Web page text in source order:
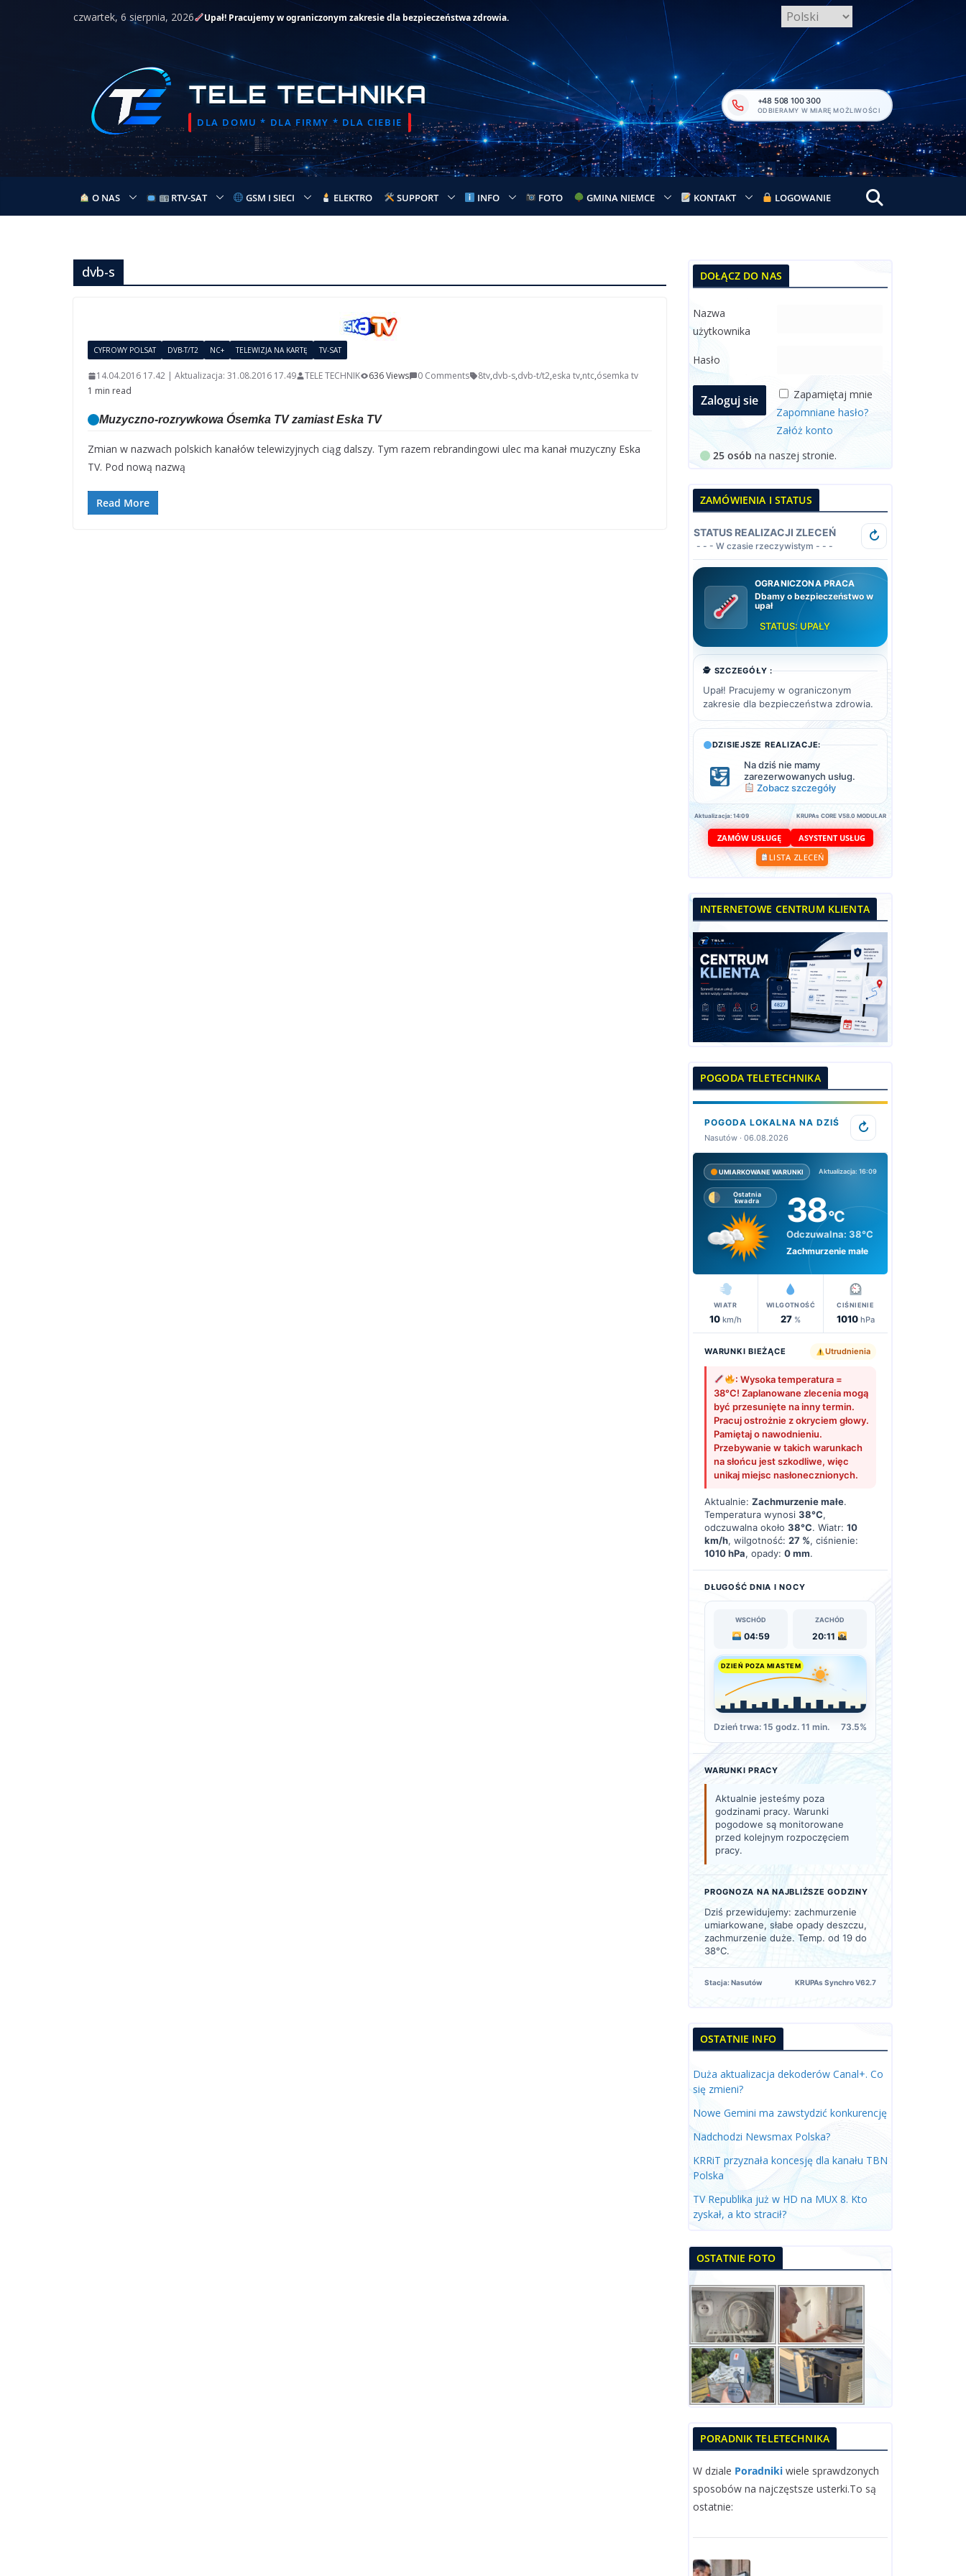
czwartek, 6 sierpnia, 2026 Upał! Pracujemy w ograniczonym zakresie dla bezpieczeństwa zdrowia.
TELE TECHNIKA
DLA DOMU * DLA FIRMY * DLA CIEBIE
+48 508 100 300
ODBIERAMY W MIARĘ MOŻLIWOŚCI
O NAS RTV-SAT GSM I SIECI ELEKTRO SUPPORT INFO FOTO GMINA NIEMCE KONTAKT LOGOWANIE
dvb-s
CYFROWY POLSAT DVB-T/T2 NC+ TELEWIZJA NA KARTĘ TV-SAT
14.04.2016 17.42 | Aktualizacja: 31.08.2016 17.49 TELE TECHNIK 636 Views 0 Comments 8tv,dvb-s,dvb-t/t2,eska tv,ntc,ósemka tv
1 min read
Muzyczno-rozrywkowa Ósemka TV zamiast Eska TV
Zmian w nazwach polskich kanałów telewizyjnych ciąg dalszy. Tym razem rebrandingowi ulec ma kanał muzyczny Eska
TV. Pod nową nazwą
Read More
DOŁĄCZ DO NAS
Nazwa
użytkownika
Hasło
Zapamiętaj mnie
Zapomniane hasło?
Załóż konto
25 osób na naszej stronie.
ZAMÓWIENIA I STATUS
STATUS REALIZACJI ZLECEŃ
- - - W czasie rzeczywistym - - -
↻
OGRANICZONA PRACA
Dbamy o bezpieczeństwo w
upał
STATUS: UPAŁY
🕵️ SZCZEGÓŁY :
Upał! Pracujemy w ograniczonym
zakresie dla bezpieczeństwa zdrowia.
DZISIEJSZE REALIZACJE:
Na dziś nie mamy
zarezerwowanych usług.
Zobacz szczegóły
Aktualizacja: 14:09 KRUPAs CORE V58.0 MODULAR
ZAMÓW USŁUGĘ
ASYSTENT USŁUG
LISTA ZLECEŃ
INTERNETOWE CENTRUM KLIENTA
POGODA TELETECHNIKA
POGODA LOKALNA NA DZIŚ
Nasutów · 06.08.2026
↻
UMIARKOWANE WARUNKI Aktualizacja: 16:09
Ostatnia
kwadra
38°C
Odczuwalna: 38°C
Zachmurzenie małe
WIATR
10km/h
WILGOTNOŚĆ
27%
CIŚNIENIE
1010hPa
WARUNKI BIEŻĄCE Utrudnienia
: Wysoka temperatura =
38°C! Zaplanowane zlecenia mogą
być przesunięte na inny termin.
Pracuj ostrożnie z okryciem głowy.
Pamiętaj o nawodnieniu.
Przebywanie w takich warunkach
na słońcu jest szkodliwe, więc
unikaj miejsc nasłonecznionych.
Aktualnie: Zachmurzenie małe.
Temperatura wynosi 38°C,
odczuwalna około 38°C. Wiatr: 10
km/h, wilgotność: 27 %, ciśnienie:
1010 hPa, opady: 0 mm.
DŁUGOŚĆ DNIA I NOCY
WSCHÓD
04:59
ZACHÓD
20:11
DZIEŃ POZA MIASTEM
Dzień trwa: 15 godz. 11 min. 73.5%
WARUNKI PRACY
Aktualnie jesteśmy poza
godzinami pracy. Warunki
pogodowe są monitorowane
przed kolejnym rozpoczęciem
pracy.
PROGNOZA NA NAJBLIŻSZE GODZINY
Dziś przewidujemy: zachmurzenie
umiarkowane, słabe opady deszczu,
zachmurzenie duże. Temp. od 19 do
38°C.
Stacja: Nasutów KRUPAs Synchro V62.7
OSTATNIE INFO
Duża aktualizacja dekoderów Canal+. Co
się zmieni?
Nowe Gemini ma zawstydzić konkurencję
Nadchodzi Newsmax Polska?
KRRiT przyznała koncesję dla kanału TBN
Polska
TV Republika już w HD na MUX 8. Kto
zyskał, a kto stracił?
OSTATNIE FOTO
PORADNIK TELETECHNIKA
W dziale Poradniki wiele sprawdzonych
sposobów na najczęstsze usterki.To są
ostatnie: